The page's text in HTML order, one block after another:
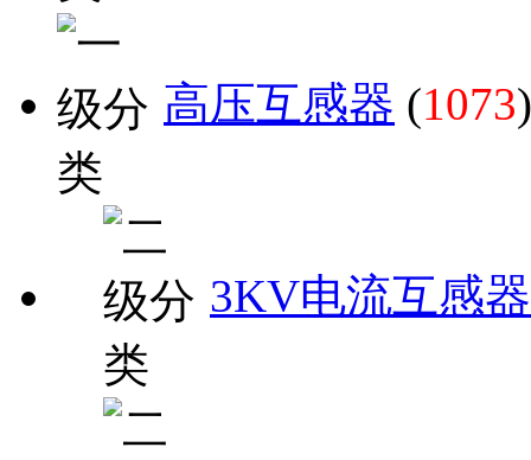
高压互感器 (1073)
3KV电流互感器